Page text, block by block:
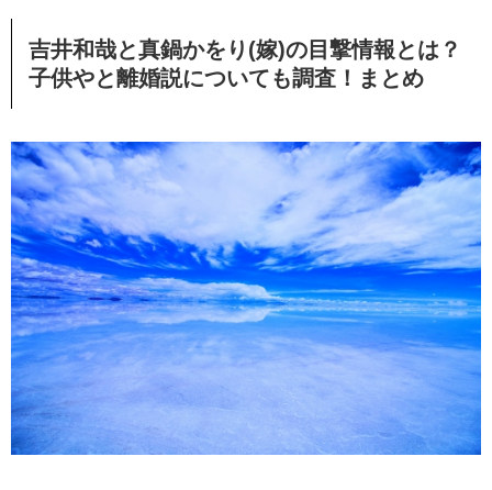
吉井和哉と真鍋かをり(嫁)の目撃情報とは？
子供やと離婚説についても調査！まとめ